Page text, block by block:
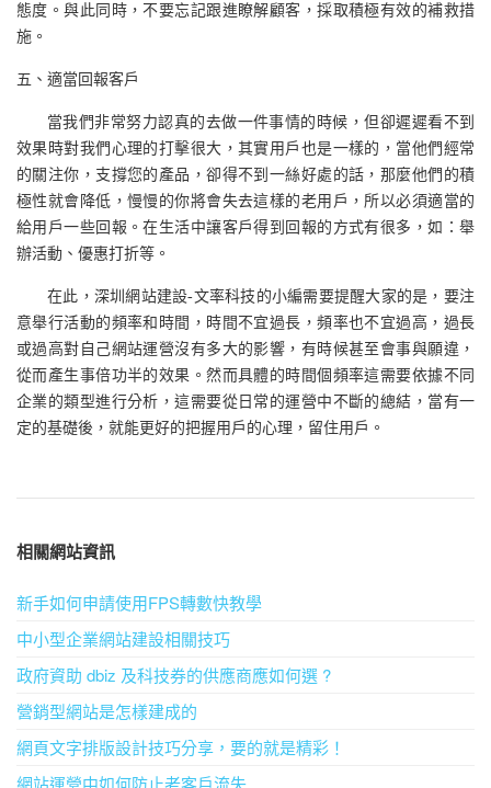
態度。與此同時，不要忘記跟進瞭解顧客，採取積極有效的補救措
施。
五、適當回報客戶
當我們非常努力認真的去做一件事情的時候，但卻遲遲看不到
效果時對我們心理的打擊很大，其實用戶也是一樣的，當他們經常
的關注你，支撐您的產品，卻得不到一絲好處的話，那麼他們的積
極性就會降低，慢慢的你將會失去這樣的老用戶，所以必須適當的
給用戶一些回報。在生活中讓客戶得到回報的方式有很多，如：舉
辦活動、優惠打折等。
在此，深圳網站建設-文率科技的小編需要提醒大家的是，要注
意舉行活動的頻率和時間，時間不宜過長，頻率也不宜過高，過長
或過高對自己網站運營沒有多大的影響，有時候甚至會事與願違，
從而產生事倍功半的效果。然而具體的時間個頻率這需要依據不同
企業的類型進行分析，這需要從日常的運營中不斷的總結，當有一
定的基礎後，就能更好的把握用戶的心理，留住用戶。
相關網站資訊
新手如何申請使用FPS轉數快教學
中小型企業網站建設相關技巧
政府資助 dbiz 及科技券的供應商應如何選 ?
營銷型網站是怎樣建成的
網頁文字排版設計技巧分享，要的就是精彩！
網站運營中如何防止老客戶流失